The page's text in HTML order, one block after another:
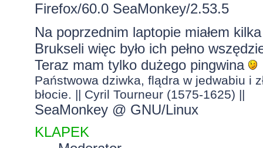
Firefox/60.0 SeaMonkey/2.53.5
Na poprzednim laptopie miałem
Brukseli więc było ich pełno
Teraz mam tylko dużego pingwina
Państwowa dziwka, flądra w jedwabiu i
błocie. || Cyril Tourneur (1575-1625) ||
SeaMonkey @ GNU/Linux
KLAPEK